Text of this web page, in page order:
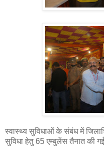
स्वास्थ्य सुविधाओं के संबंध में
सुविधा हेतु 65 एम्बुलेंस तैनात की